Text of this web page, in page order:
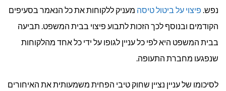
נפש. פיצוי על ביטול טיסה מעניק ללקוחות את כל הנאמר בסעיפים
הקודמים ובנוסף לכך הזכות לתבוע פיצוי בבית המשפט. תביעה
בבית המשפט היא לפי כל עניין לגופו על ידי כל אחד מהלקוחות
שנפגעו מחברת התעופה.
לסיכומו של עניין נציין שחוק טיבי הפחית משמעותית את האיחורים